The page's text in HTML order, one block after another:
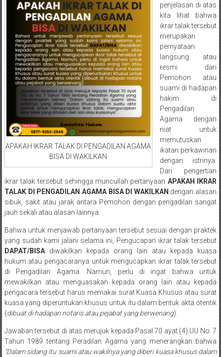
Jakarta
Jakarta
Pusat/
Karawang/
Lampung
Barat/
Lampung
Timur/Lampung/
Jambi/
Bengkulu/
Medan/
Aceh/
Damasyaraya/
Padang
Selatan/Padang
barat/
Utara/
Kota
Padang/
Sumatera
Barat/
Pariaman/
Bukittinggi/
Padang
panjang/
Kayutanam/
Baso/
APAKAH IKRAR TALAK DI PENGADILAN AGAMA
BISA DI WAKILKAN
penjelasan di atas
kita lihat bahwa
ikrar talak tersebut
merupakan
pernyataan
langsung atau
resmi dari
Pemohon atau
suami di hadapan
hakim di
Pengadilan
Agama dengan
niat untuk
memutuskan
ikatan perkawinan
dengan istrinya.
Dari pengertian
ikrar talak tersebut sehingga muncullah pertanyaan APAKAH IKRAR
TALAK DI PENGADILAN AGAMA BISA DI WAKILKAN dengan alasan
sibuk, sakit atau jarak antara Pemohon dengan pengadilan sangat
jauh sekali atau alasan lainnya.
Bahwa untuk menjawab pertanyaan tersebut sesuai dengan praktek
yang sudah kami jalani selama ini, Pengucapan ikrar talak tersebut
DAPAT/BISAdiwakilkan kepada orang lain atau kepada kuasa
hukum atau pengacaranya untuk mengucapkan ikrar talak tersebut
di Pengadilan Agama. Namun, perlu di ingat bahwa untuk
mewakilkan atau menguasakan kepada orang lain atau kepada
pengacara tersebut harus memakai surat Kuasa Khusus atau surat
kuasa yang diperuntukan khusus untuk itu dalam bentuk akta otentik
(dibuat di hadapan notaris atau pejabat yang berwenang).
Jawaban tersebut di atas merujuk kepada Pasal 70 ayat (4) UU No. 7
Tahun 1989 tentang Peradilan Agama yang menerangkan bahwa
“Dalam sidang itu suami atau wakilnya yang diberi kuasa khusus dalam